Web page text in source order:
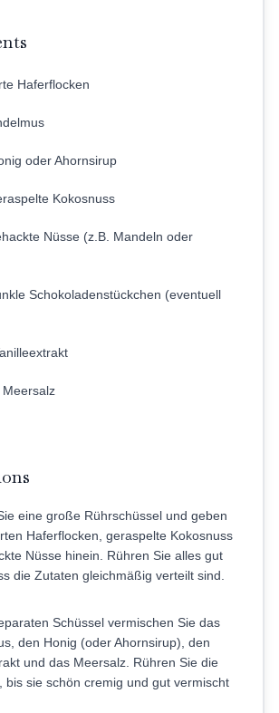
Haferflocken
oder Ahornsirup
Kokosnuss
Nüsse (z.B. Mandeln oder
Schokoladenstückchen (eventuell
Meersalz
eine große Rührschüssel und geben
Haferflocken, geraspelte Kokosnuss
Nüsse hinein. Rühren Sie alles gut
die Zutaten gleichmäßig verteilt sind.
Schüssel vermischen Sie das
den Honig (oder Ahornsirup), den
und das Meersalz. Rühren Sie die
bis sie schön cremig und gut vermischt